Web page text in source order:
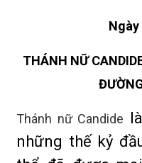
THÁNH NỮ
Thánh nữ Candide
những thế kỷ